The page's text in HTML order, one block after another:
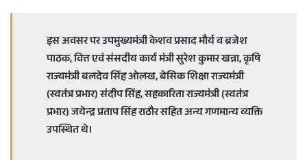
इस अवसर पर उपमुख्यमंत्री केशव प्रसाद मौर्य व ब्रजेश
पाठक, वित्त एवं संसदीय कार्य मंत्री सुरेश कुमार खन्ना, कृषि
राज्यमंत्री बलदेव सिंह ओलख, बेसिक शिक्षा राज्यमंत्री
(स्वतंत्र प्रभार) संदीप सिंह, सहकारिता राज्यमंत्री (स्वतंत्र
प्रभार) जयेन्द्र प्रताप सिंह राठौर सहित अन्य गणमान्य व्यक्ति
उपस्थित थे।